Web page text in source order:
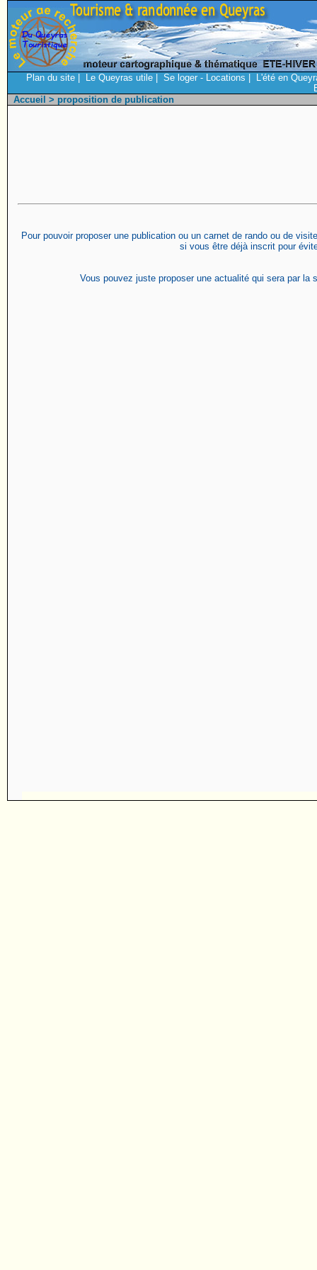
Plan du site Le Queyras utile Se loger - Locations
L'été en
Accueil > proposition de publication
Pour pouvoir proposer une publication ou un carnet de rando ou de
si vous être déjà inscrit pour
Vous pouvez juste proposer une actualité qui sera par la